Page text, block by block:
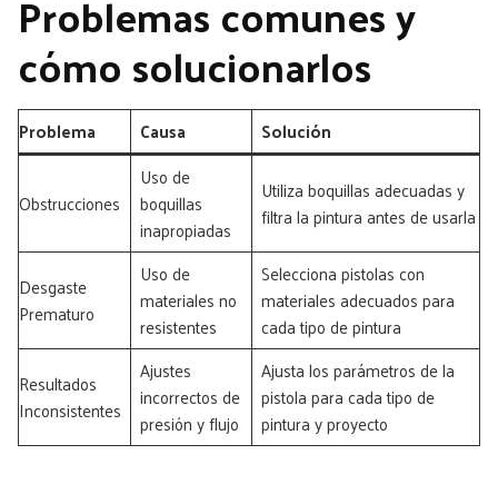
Problemas comunes y
cómo solucionarlos
Problema Causa Solución
Obstrucciones
Uso de
boquillas
inapropiadas
Utiliza boquillas adecuadas y
filtra la pintura antes de usarla
Desgaste
Prematuro
Uso de
materiales no
resistentes
Selecciona pistolas con
materiales adecuados para
cada tipo de pintura
Resultados
Inconsistentes
Ajustes
incorrectos de
presión y flujo
Ajusta los parámetros de la
pistola para cada tipo de
pintura y proyecto